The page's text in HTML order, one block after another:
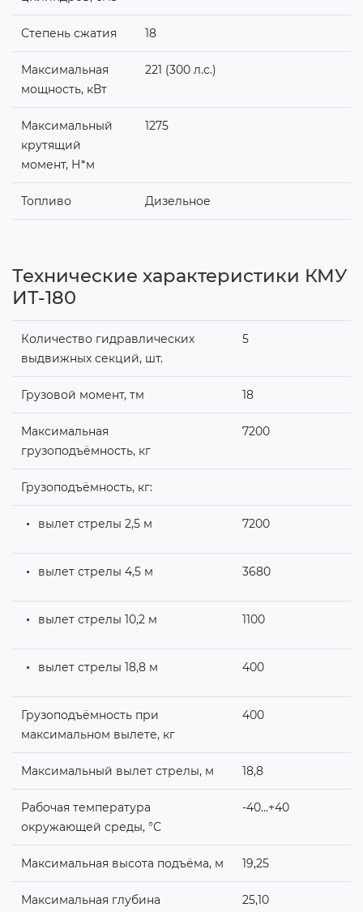
Степень сжатия 18
Максимальная
мощность, кВт
221 (300 л.с.)
Максимальный
крутящий
момент, Н*м
1275
Топливо Дизельное
Технические характеристики КМУ
ИТ-180
Количество гидравлических
выдвижных секций, шт.
5
Грузовой момент, тм 18
Максимальная
грузоподъёмность, кг
7200
Грузоподъёмность, кг:
вылет стрелы 2,5 м 7200
вылет стрелы 4,5 м 3680
вылет стрелы 10,2 м 1100
вылет стрелы 18,8 м 400
Грузоподъёмность при
максимальном вылете, кг
400
Максимальный вылет стрелы, м 18,8
Рабочая температура
окружающей среды, °С
-40...+40
Максимальная высота подъёма, м 19,25
Максимальная глубина
25,10